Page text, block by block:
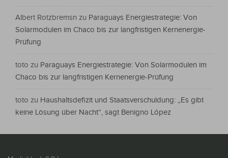
Albert Rotzbremsn zu Paraguays Energiestrategie: Von
Solarmodulen im Chaco bis zur langfristigen Kernenergie-
Prüfung
toto zu Paraguays Energiestrategie: Von Solarmodulen im
Chaco bis zur langfristigen Kernenergie-Prüfung
toto zu Haushaltsdefizit und Staatsverschuldung: „Es gibt
keine Lösung über Nacht“, sagt Benigno López